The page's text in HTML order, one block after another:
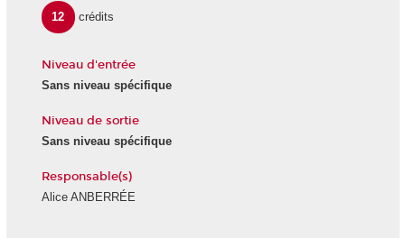
12 crédits
Niveau d'entrée
Sans niveau spécifique
Niveau de sortie
Sans niveau spécifique
Responsable(s)
Alice ANBERRÉE